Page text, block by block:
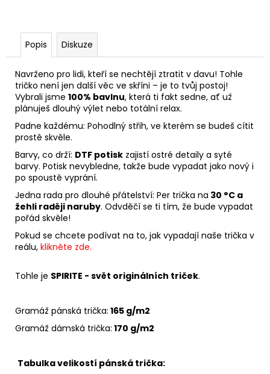
Popis Diskuze
Navrženo pro lidi, kteří se nechtějí ztratit v davu! Tohle
tričko není jen další věc ve skříni – je to tvůj postoj!
Vybrali jsme 100% bavlnu, která ti fakt sedne, ať už
plánuješ dlouhý výlet nebo totální relax.
Padne každému: Pohodlný střih, ve kterém se budeš cítit
prostě skvěle.
Barvy, co drží: DTF potisk zajistí ostré detaily a syté
barvy. Potisk nevybledne, takže bude vypadat jako nový i
po spoustě vyprání.
Jedna rada pro dlouhé přátelství: Per trička na 30 °C a
žehli raději naruby. Odvděčí se ti tím, že bude vypadat
pořád skvěle!
Pokud se chcete podívat na to, jak vypadají naše trička v
reálu, klikněte zde.
Tohle je SPIRITE - svět originálních triček.
Gramáž pánská trička: 165 g/m2
Gramáž dámská trička: 170 g/m2
Tabulka velikostí pánská trička: